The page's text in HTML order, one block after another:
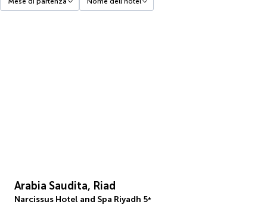
Arabia Saudita, Riad
Narcissus Hotel and Spa Riyadh 5*